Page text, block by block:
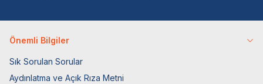
Önemli Bilgiler
Sık Sorulan Sorular
Aydınlatma ve Açık Rıza Metni